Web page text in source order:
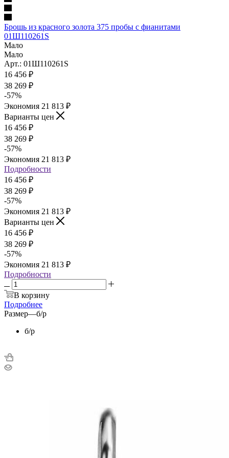
Брошь из красного золота 375 пробы с фианитами
01Ш110261S
Мало
Мало
Арт.: 01Ш110261S
16 456 ₽
38 269 ₽
-57%
Экономия 21 813 ₽
Варианты цен
16 456 ₽
38 269 ₽
-57%
Экономия 21 813 ₽
Подробности
16 456 ₽
38 269 ₽
-57%
Экономия 21 813 ₽
Варианты цен
16 456 ₽
38 269 ₽
-57%
Экономия 21 813 ₽
Подробности
В корзину
Подробнее
Размер—б/р
б/р